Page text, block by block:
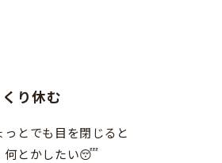
り休む
っとでも目を閉じると
何とかしたい😴